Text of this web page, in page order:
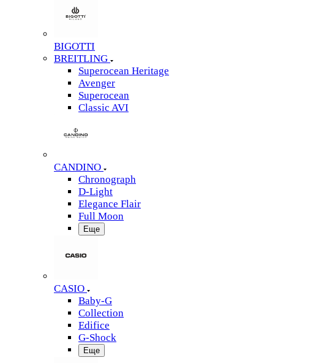
BIGOTTI
BREITLING
Superocean Heritage
Avenger
Superocean
Classic AVI
CANDINO
Chronograph
D-Light
Elegance Flair
Full Moon
Еще
CASIO
Baby-G
Collection
Edifice
G-Shock
Еще